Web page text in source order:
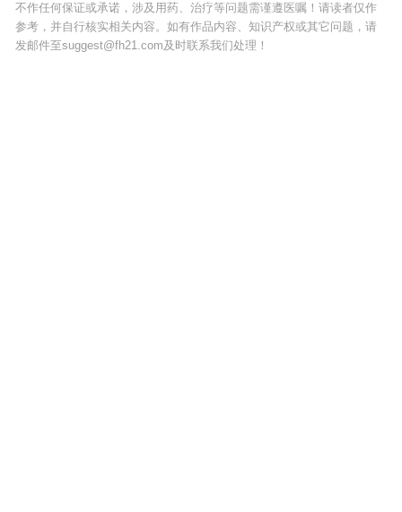
不作任何保证或承诺，涉及用药、治疗等问题需谨遵医嘱！请读者仅作
参考，并自行核实相关内容。如有作品内容、知识产权或其它问题，请
发邮件至suggest@fh21.com及时联系我们处理！